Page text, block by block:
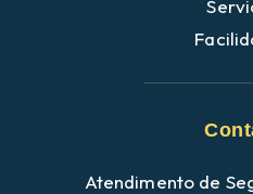
Atendimento de